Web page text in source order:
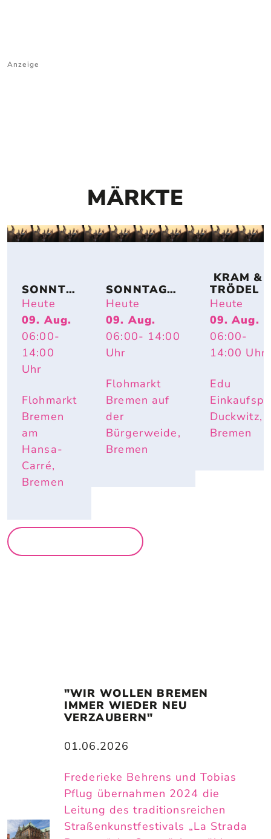
Anzeige
MÄRKTE
SONNTA
GSFLOH
MARKT
Heute
09. Aug.
06:00-
14:00
Uhr
Flohmarkt
Bremen
am
Hansa-
Carré,
Bremen
SONNTAGS
FLOHMARK
T
Heute
09. Aug.
06:00- 14:00
Uhr
Flohmarkt
Bremen auf
der
Bürgerweide,
Bremen
KRAM &
TRÖDEL
Heute
09. Aug.
06:00-
14:00 Uhr
Edu
Duckwitz,
Bremen
"WIR WOLLEN BREMEN
IMMER WIEDER NEU
VERZAUBERN"
01.06.2026
Frederieke Behrens und Tobias
Pflug übernahmen 2024 die
Leitung des traditionsreichen
Straßenkunstfestivals „La Strada